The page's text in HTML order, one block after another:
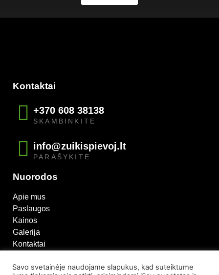
Kontaktai
+370 608 38138
SKAMBINKITE
info@zuikispievoj.lt
PARAŠYKITE
Nuorodos
Apie mus
Paslaugos
Kainos
Galerija
Kontaktai
Mes facebook'e
Savo svetainėje naudojame slapukus, kad suteiktume